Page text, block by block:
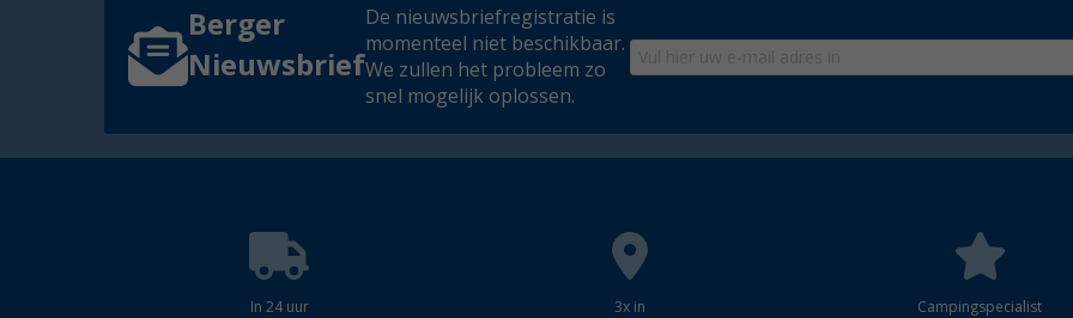
Berger
Nieuwsbrief
De nieuwsbriefregistratie is
momenteel niet beschikbaar.
We zullen het probleem zo
snel mogelijk oplossen.
In 24 uur
3x in
Campingspecialist